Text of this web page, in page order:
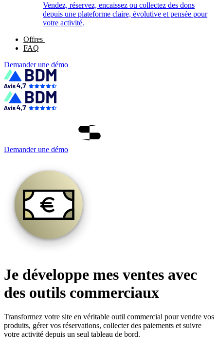
Vendez, réservez, encaissez ou collectez des dons
depuis une plateforme claire, évolutive et pensée pour
votre activité.
Offres
FAQ
Demander une démo
Demander une démo
Je développe mes ventes avec
des outils commerciaux
Transformez votre site en véritable outil commercial pour vendre vos
produits, gérer vos réservations, collecter des paiements et suivre
votre activité depuis un seul tableau de bord.